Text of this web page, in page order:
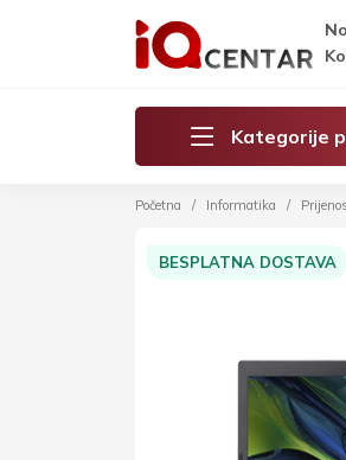
Kategorije
Početna Informatika
BESPLATNA DOSTAVA